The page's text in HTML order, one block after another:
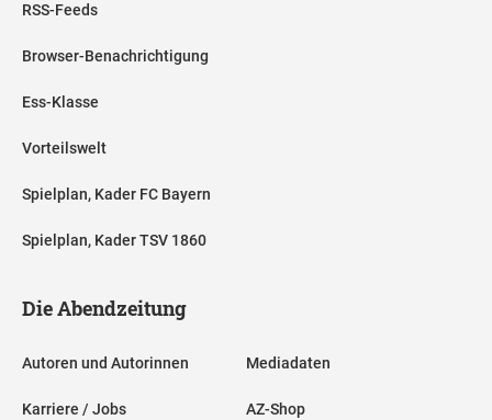
RSS-Feeds
Browser-Benachrichtigung
Ess-Klasse
Vorteilswelt
Spielplan, Kader FC Bayern
Spielplan, Kader TSV 1860
Die Abendzeitung
Autoren und Autorinnen
Karriere / Jobs
Mediadaten
AZ-Shop